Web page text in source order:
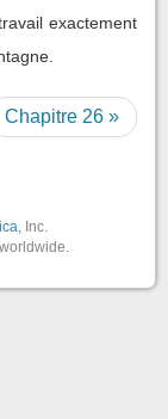
exactement
Chapitre 26 »
, Inc.